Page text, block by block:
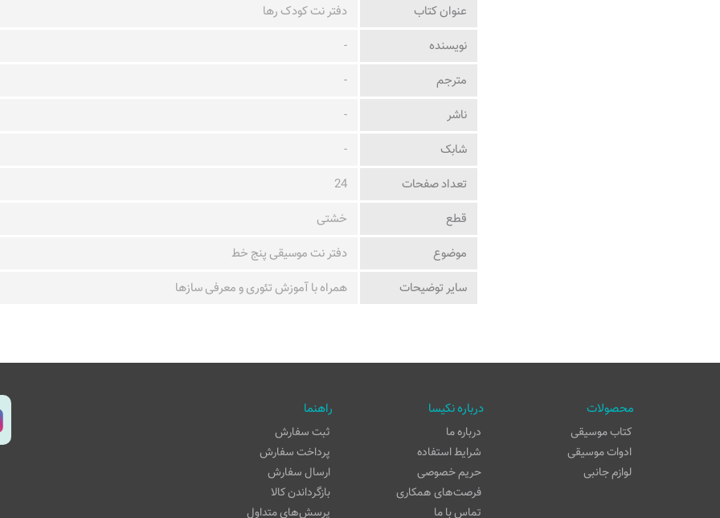
عنوان کتاب
دفتر نت کودک رها
نویسنده
-
مترجم
-
ناشر
-
شابک
-
تعداد صفحات
24
قطع
خشتی
موضوع
دفتر نت موسیقی پنج خط
ساير توضيحات
همراه با آموزش تئوری و معرفی سازها
محصولات
کتاب موسیقی
ادوات موسیقی
لوازم جانبی
درباره نکیسا
درباره ما
شرایط استفاده
حریم خصوصی
فرصت‌های همکاری
تماس با ما
راهنما
ثبت سفارش
پرداخت سفارش
ارسال سفارش
بازگرداندن کالا
پرسش‌های متداول